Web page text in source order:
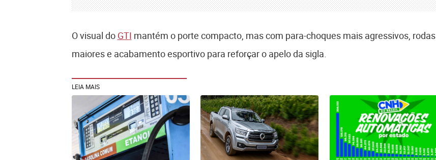
O visual do GTI mantém o porte compacto, mas com para-choques mais agressivos, rodas
maiores e acabamento esportivo para reforçar o apelo da sigla.
LEIA MAIS